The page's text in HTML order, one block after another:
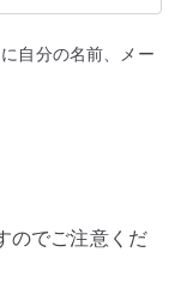
自分の名前、メー
のでご注意くだ